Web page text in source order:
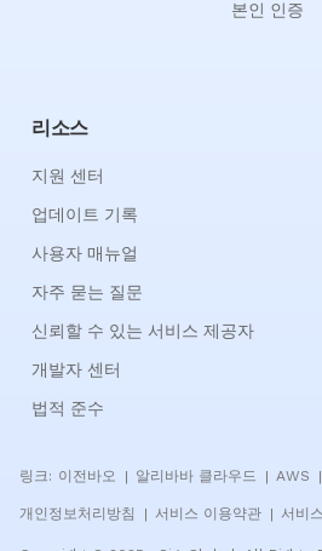
본인 인증
리소스
지원 센터
업데이트 기록
사용자 매뉴얼
자주 묻는 질문
신뢰할 수 있는 서비스 제공자
개발자 센터
법적 준수
링크: 이전바오 알리바바 클라우드 AWS
개인정보처리방침 | 서비스 이용약관 | 서비